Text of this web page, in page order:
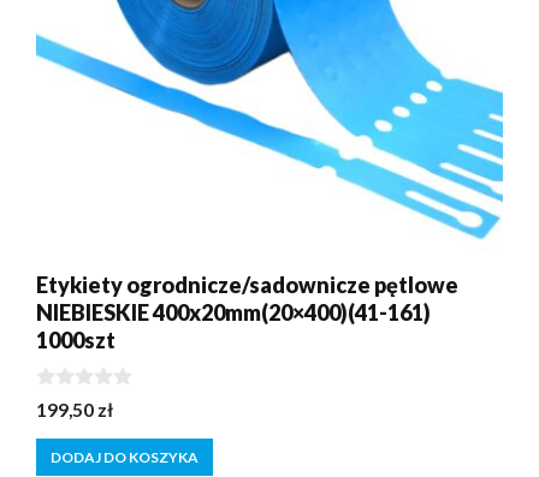
Etykiety ogrodnicze/sadownicze pętlowe
NIEBIESKIE 400x20mm(20×400)(41-161)
1000szt
0
z
5
199,50 zł
DODAJ DO KOSZYKA